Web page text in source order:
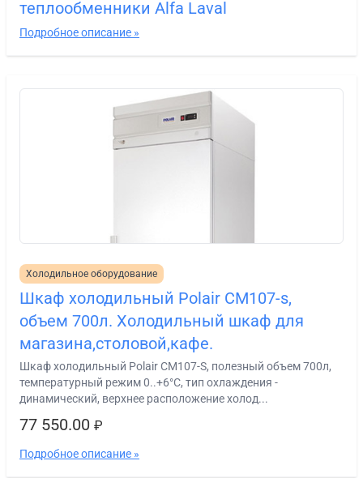
теплообменники Alfa Laval
Подробное описание »
Холодильное оборудование
Шкаф холодильный Polair СМ107-s,
объем 700л. Холодильный шкаф для
магазина,столовой,кафе.
Шкаф холодильный Polair СМ107-S, полезный объем 700л,
температурный режим 0..+6°С, тип охлаждения -
динамический, верхнее расположение холод...
77 550.00 ₽
Подробное описание »